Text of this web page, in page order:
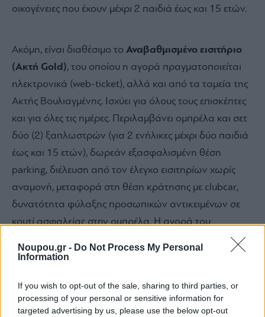
Noupou.gr - Do Not Process My Personal
Information
If you wish to opt-out of the sale, sharing to third parties, or
processing of your personal or sensitive information for
targeted advertising by us, please use the below opt-out
οικογένειες που έχουν μέχρι 2 παιδιά έως και 15 ετών.
Ακόμη, είναι διαθέσιμο το Αναβαθμισμένο εισιτήριο
(Aκτή Gold), του οποίου η αγορά πραγματοποιείται
ηλεκτρονικά (web-ticket), αλλά και από τα ταμεία της
Ακτής Βουλιαγμένης. Ισχύει για όλους τους επισκέπτες
και για όλες τις ημέρες. Περιλαμβάνει ομπρέλα και σετ
δύο (2) ξαπλωστρών (για 2 ενήλικες μέχρι δύο παιδιά
έως και 15 ετών), δωρεάν εξασφαλισμένη θέση
parking, διέλευση από τον έλεγχο εισιτηρίων χωρίς
αναμονή, μεταφορά στη θέση κράτησης με clubcar,
δυνατότητα φύλαξης προσωπικών αντικειμένων σε
κουτί ασφαλείας στην ομπρέλα. Η αγορά του